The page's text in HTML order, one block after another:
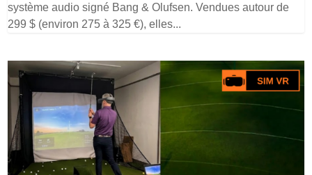
système audio signé Bang & Olufsen. Vendues autour de
299 $ (environ 275 à 325 €), elles...